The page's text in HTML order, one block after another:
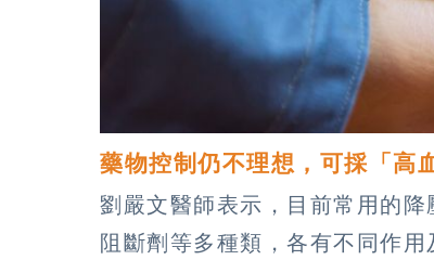
藥物控制仍不理想，可採「高
劉嚴文醫師表示，目前常用的
阻斷劑等多種類，各有不同作